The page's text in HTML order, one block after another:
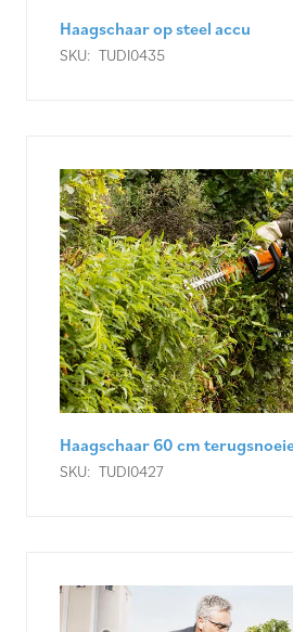
Haagschaar op steel accu
SKU: TUDI0435
Haagschaar 60 cm
SKU: TUDI0427